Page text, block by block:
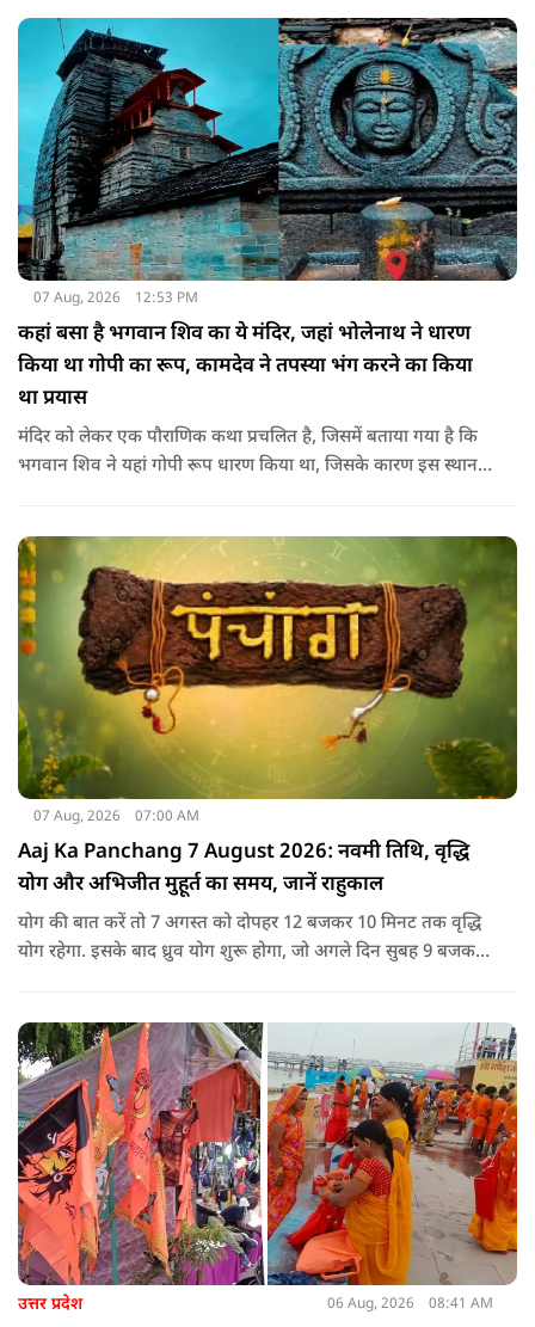
सकता है.
07 Aug, 2026 12:53 PM
कहां बसा है भगवान शिव का ये मंदिर, जहां भोलेनाथ ने धारण
किया था गोपी का रूप, कामदेव ने तपस्या भंग करने का किया
था प्रयास
मंदिर को लेकर एक पौराणिक कथा प्रचलित है, जिसमें बताया गया है कि
भगवान शिव ने यहां गोपी रूप धारण किया था, जिसके कारण इस स्थान
07 Aug, 2026 07:00 AM
Aaj Ka Panchang 7 August 2026: नवमी तिथि, वृद्धि
योग और अभिजीत मुहूर्त का समय, जानें राहुकाल
योग की बात करें तो 7 अगस्त को दोपहर 12 बजकर 10 मिनट तक वृद्धि
योग रहेगा. इसके बाद ध्रुव योग शुरू होगा, जो अगले दिन सुबह 9 बजकर
उत्तर प्रदेश 06 Aug, 2026 08:41 AM